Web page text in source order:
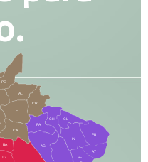
AL
CR
FI
BA
CA
PA
CH CL
PB
SE
AG
JG
IN
AT
PG